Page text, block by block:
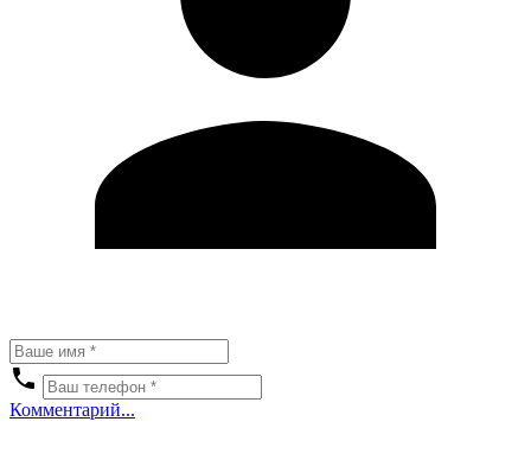
Комментарий...